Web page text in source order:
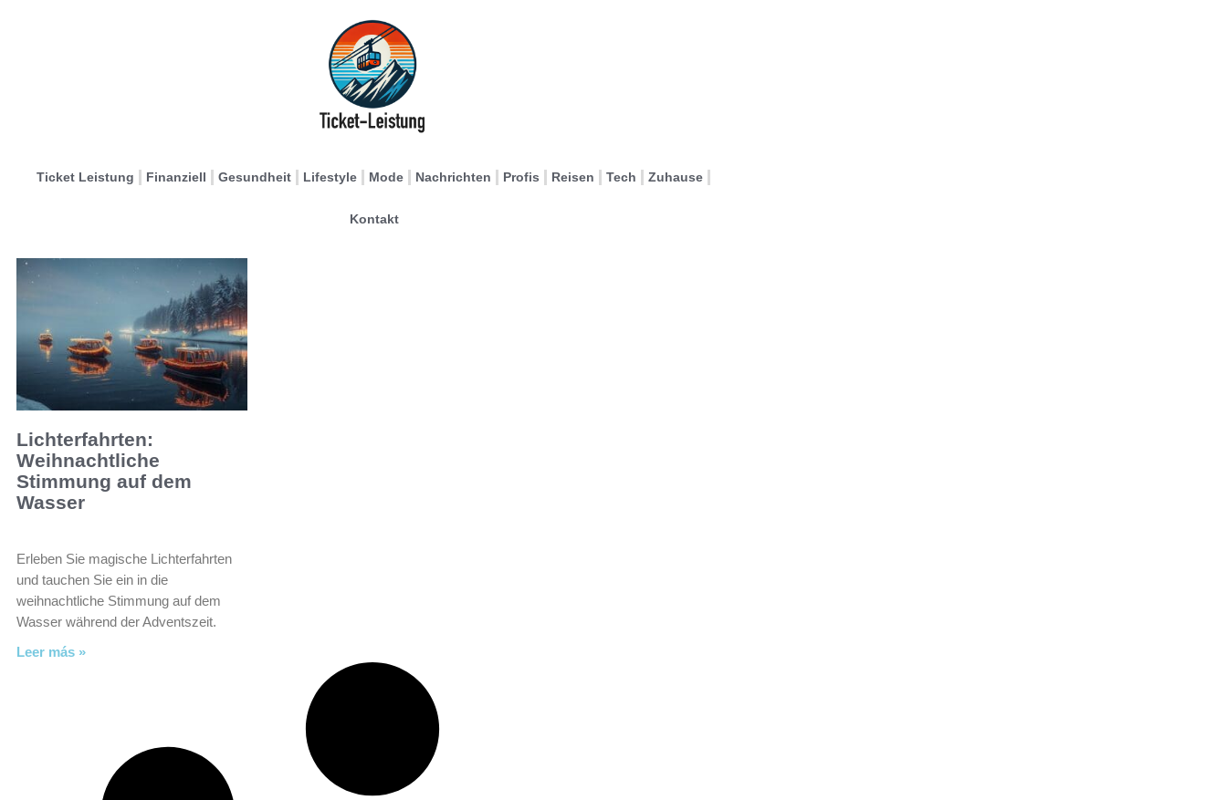
Ticket Leistung Finanziell Gesundheit Lifestyle Mode Nachrichten Profis Reisen Tech Zuhause
Kontakt
Lichterfahrten:
Weihnachtliche
Stimmung auf dem
Wasser
Erleben Sie magische Lichterfahrten
und tauchen Sie ein in die
weihnachtliche Stimmung auf dem
Wasser während der Adventszeit.
Leer más »